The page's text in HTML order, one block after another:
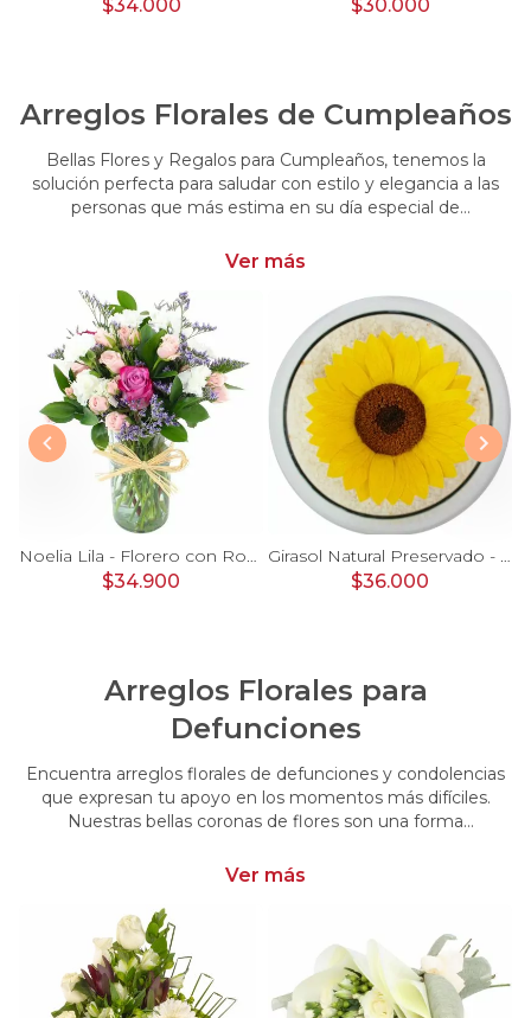
$34.000 $30.000
Arreglos Florales de Cumpleaños
Bellas Flores y Regalos para Cumpleaños, tenemos la
solución perfecta para saludar con estilo y elegancia a las
personas que más estima en su día especial de
para cumpleaños
Ver más
Noelia Lila - Florero con Rosas, mini rosas, mini claveles y limonium
$34.900
Girasol Natural Preservado - girasol preservado en pecera vidrio con piedrecitas
$36.000
Arreglos Florales para
Defunciones
Encuentra arreglos florales de defunciones y condolencias
que expresan tu apoyo en los momentos más difíciles.
Nuestras bellas coronas de flores son una forma
momentos de pérdida.
Ver más